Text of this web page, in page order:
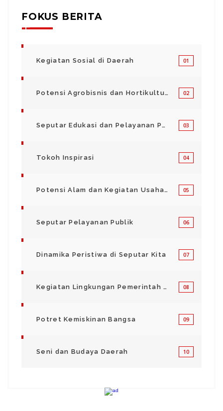
FOKUS BERITA
Kegiatan Sosial di Daerah 01
Potensi Agrobisnis dan Hortikultura 02
Seputar Edukasi dan Pelayanan Pendidikan 03
Tokoh Inspirasi 04
Potensi Alam dan Kegiatan Usaha Kecil Menegah 05
Seputar Pelayanan Publik 06
Dinamika Peristiwa di Seputar Kita 07
Kegiatan Lingkungan Pemerintah Kabupaten di Indonesia 08
Potret Kemiskinan Bangsa 09
Seni dan Budaya Daerah 10